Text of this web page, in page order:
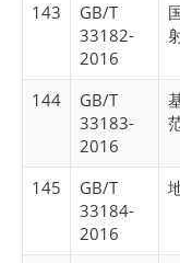
143
GB/T
33182-
2016
144
GB/T
33183-
2016
145
GB/T
33184-
2016